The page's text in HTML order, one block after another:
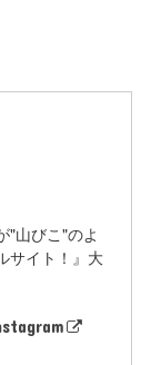
"山びこ"のよ
サイト！』大